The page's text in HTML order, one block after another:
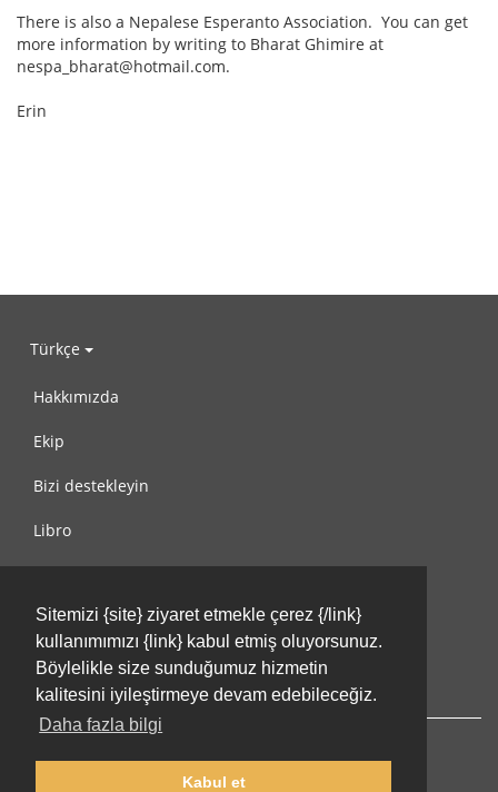
Sitemizi {site} ziyaret etmekle çerez {/link}
kullanımımızı {link} kabul etmiş oluyorsunuz.
Böylelikle size sunduğumuz hizmetin
kalitesini iyileştirmeye devam edebileceğiz.
Daha fazla bilgi
Kabul et
There is also a Nepalese Esperanto Association. You can get
more information by writing to Bharat Ghimire at
nespa_bharat@hotmail.com.
Erin
Türkçe
Hakkımızda
Ekip
Bizi destekleyin
Libro
Kullanım Koşulları
Bize ulaşın